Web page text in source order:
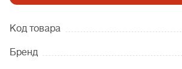
Код товара
Бренд